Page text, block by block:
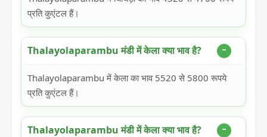
प्रति कुएंटल हैं।
Thalayolaparambu मंडी में केला क्या भाव है?
Thalayolaparambu में केला का भाव 5520 से 5800 रूपये
प्रति कुएंटल हैं।
Thalayolaparambu मंडी में केला क्या भाव है?